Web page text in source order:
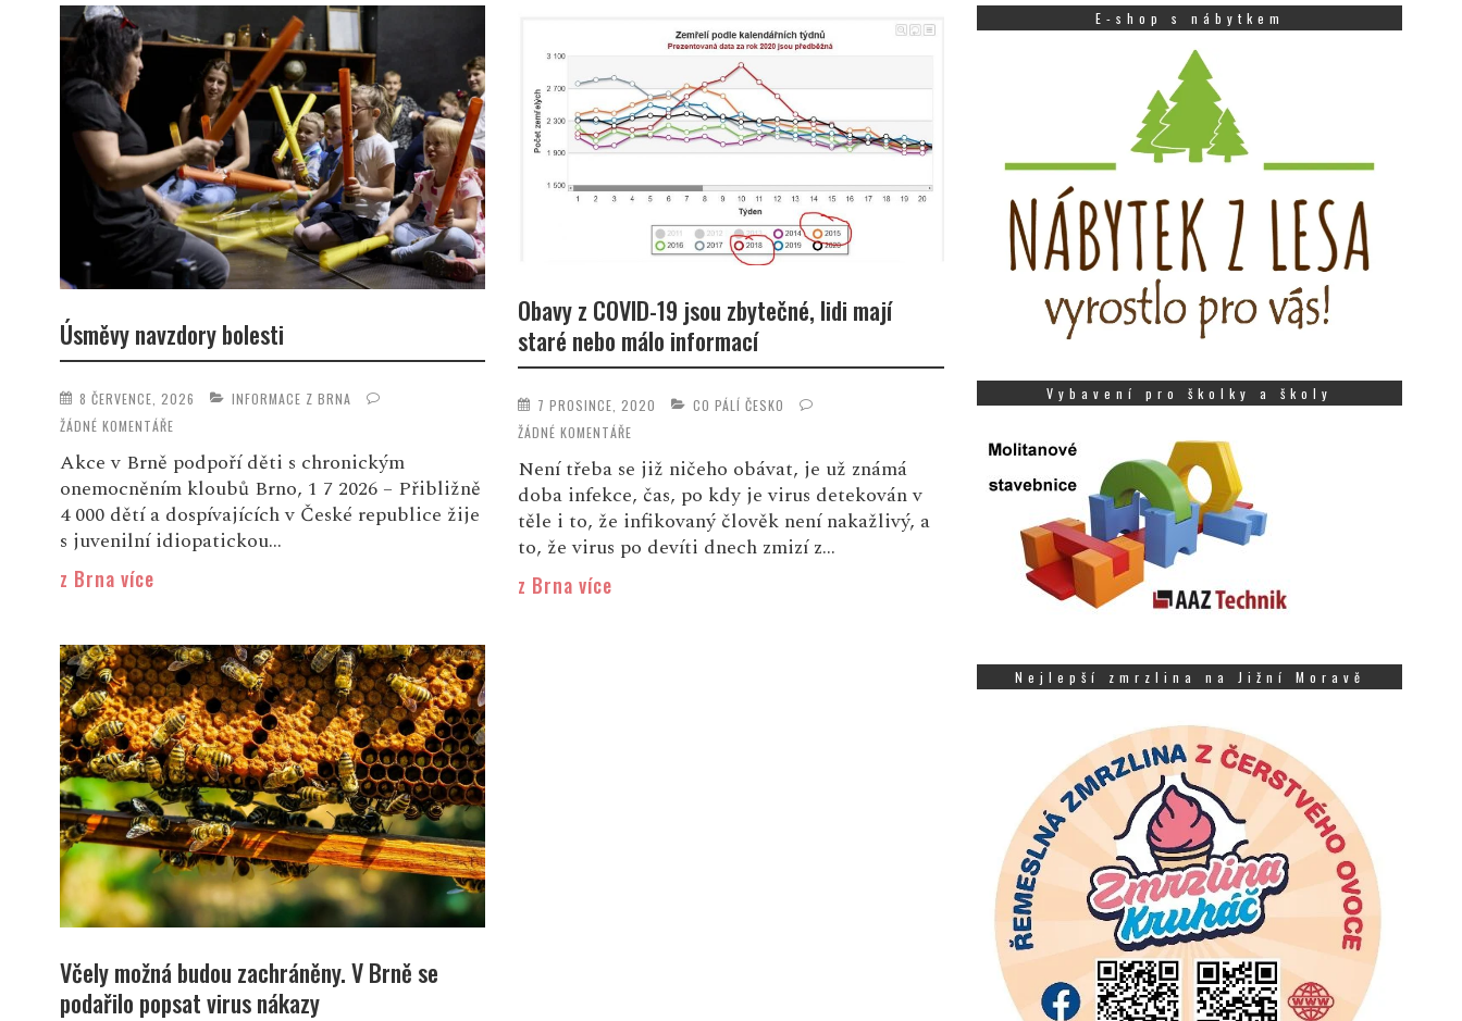
Úsměvy navzdory bolesti
8 ČERVENCE, 2026
INFORMACE Z BRNA
ŽÁDNÉ KOMENTÁŘE
Akce v Brně podpoří děti s chronickým
onemocněním kloubů Brno, 1 7 2026 – Přibližně
4 000 dětí a dospívajících v České republice žije
s juvenilní idiopatickou...
z Brna více
Obavy z COVID-19 jsou zbytečné, lidi mají
staré nebo málo informací
7 PROSINCE, 2020
CO PÁLÍ ČESKO
ŽÁDNÉ KOMENTÁŘE
Není třeba se již ničeho obávat, je už známá
doba infekce, čas, po kdy je virus detekován v
těle i to, že infikovaný člověk není nakažlivý, a
to, že virus po devíti dnech zmizí z...
z Brna více
Včely možná budou zachráněny. V Brně se
podařilo popsat virus nákazy
E-shop s nábytkem
Vybavení pro školky a školy
Nejlepší zmrzlina na Jižní Moravě